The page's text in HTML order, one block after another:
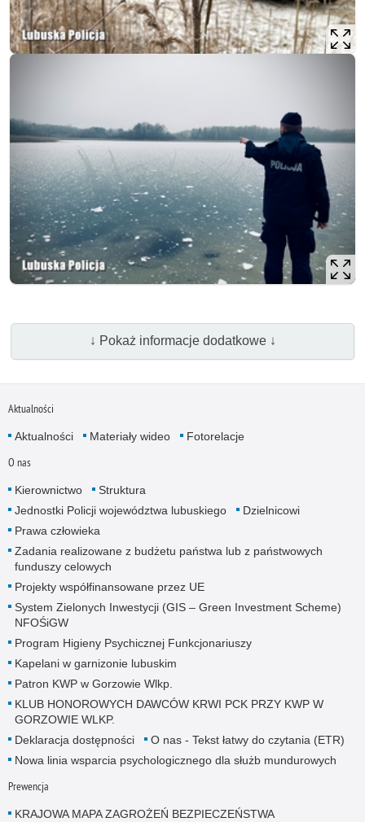
↓ Pokaż informacje dodatkowe ↓
Aktualności
Aktualności Materiały wideo Fotorelacje
O nas
Kierownictwo
Struktura
Jednostki Policji województwa lubuskiego
Dzielnicowi
Prawa człowieka
Zadania realizowane z budżetu państwa lub z państwowych
funduszy celowych
Projekty współfinansowane przez UE
System Zielonych Inwestycji (GIS – Green Investment Scheme)
NFOŚiGW
Program Higieny Psychicznej Funkcjonariuszy
Kapelani w garnizonie lubuskim
Patron KWP w Gorzowie Wlkp.
KLUB HONOROWYCH DAWCÓW KRWI PCK PRZY KWP W
GORZOWIE WLKP.
Deklaracja dostępności
O nas - Tekst łatwy do czytania (ETR)
Nowa linia wsparcia psychologicznego dla służb mundurowych
Prewencja
KRAJOWA MAPA ZAGROŻEŃ BEZPIECZEŃSTWA